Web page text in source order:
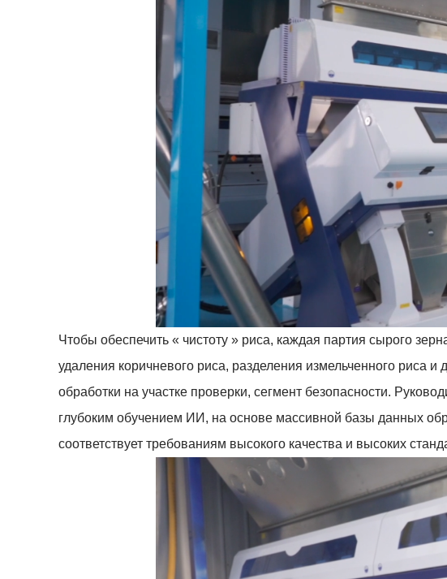
Чтобы обеспечить « чистоту » риса, каждая партия сырого
удаления коричневого риса, разделения измельченного риса
обработки на участке проверки, сегмент безопасности.
глубоким обучением ИИ, на основе массивной базы данных
соответствует требованиям высокого качества и высоких